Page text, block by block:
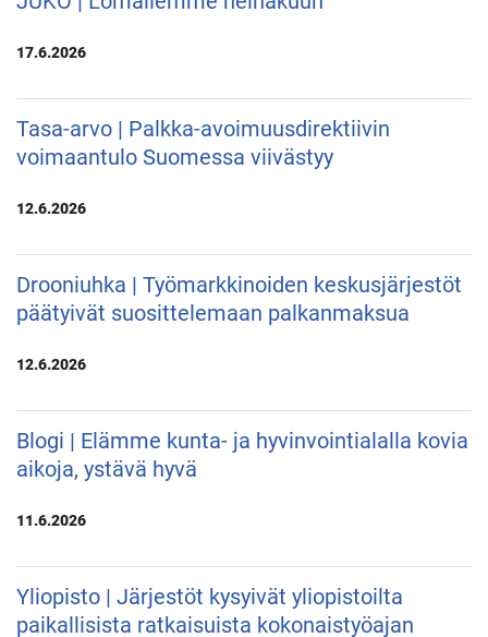
17.6.2026
Tasa-arvo | Palkka-avoimuusdirektiivin
voimaantulo Suomessa viivästyy
12.6.2026
Drooniuhka | Työmarkkinoiden keskusjärjestöt
päätyivät suosittelemaan palkanmaksua
12.6.2026
Blogi | Elämme kunta- ja hyvinvointialalla kovia
aikoja, ystävä hyvä
11.6.2026
Yliopisto | Järjestöt kysyivät yliopistoilta
paikallisista ratkaisuista kokonaistyöajan